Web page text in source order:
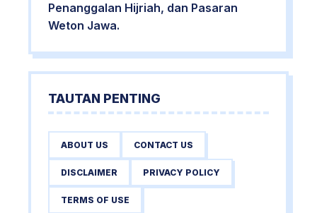
Penanggalan Hijriah, dan Pasaran
Weton Jawa.
TAUTAN PENTING
ABOUT US CONTACT US
DISCLAIMER PRIVACY POLICY
TERMS OF USE